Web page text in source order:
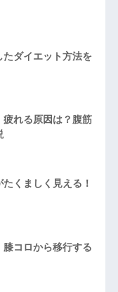
ダイエット方法を
れる原因は？腹筋
くましく見える！
コロから移行する